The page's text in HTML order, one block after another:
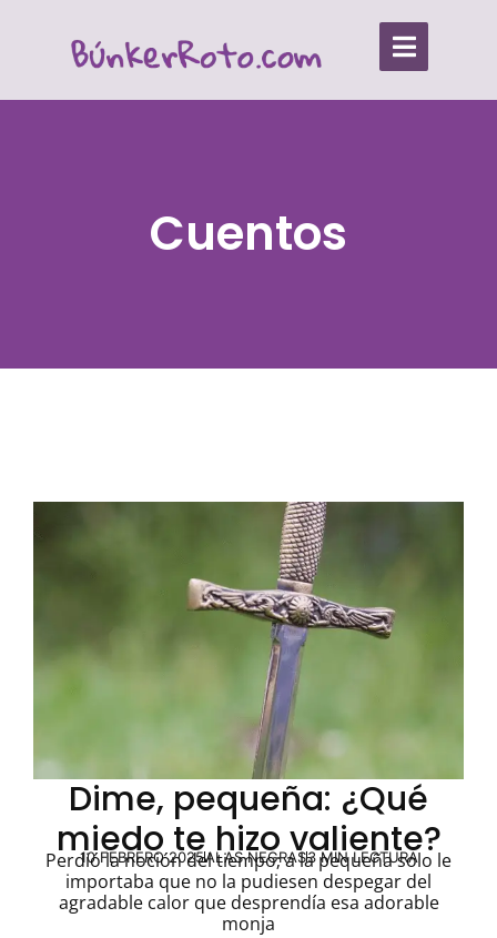
Cuentos
Dime, pequeña: ¿Qué
miedo te hizo valiente?
10 FEBRERO 2025ALAS NEGRAS3 MIN LECTURA
Perdió la noción del tiempo; a la pequeña solo le
importaba que no la pudiesen despegar del
agradable calor que desprendía esa adorable
monja